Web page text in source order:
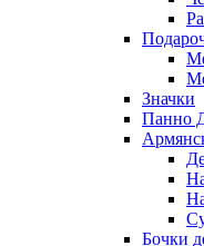
Значки
Панно
Бочки